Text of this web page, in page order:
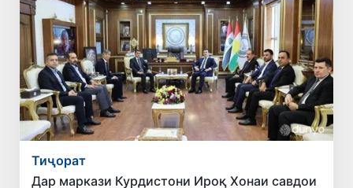
Тиҷорат
Дар маркази Курдистони Ироқ Хонаи савдои